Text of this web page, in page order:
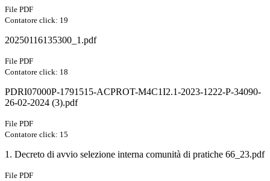
File PDF
Contatore click: 19
20250116135300_1.pdf
File PDF
Contatore click: 18
PDRI07000P-1791515-ACPROT-M4C1I2.1-2023-1222-P-34090-
26-02-2024 (3).pdf
File PDF
Contatore click: 15
1. Decreto di avvio selezione interna comunità di pratiche 66_23.pdf
File PDF